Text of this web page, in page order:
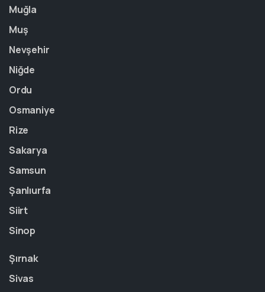
Muğla
Muş
Nevşehir
Niğde
Ordu
Osmaniye
Rize
Sakarya
Samsun
Şanlıurfa
Siirt
Sinop
Şırnak
Sivas